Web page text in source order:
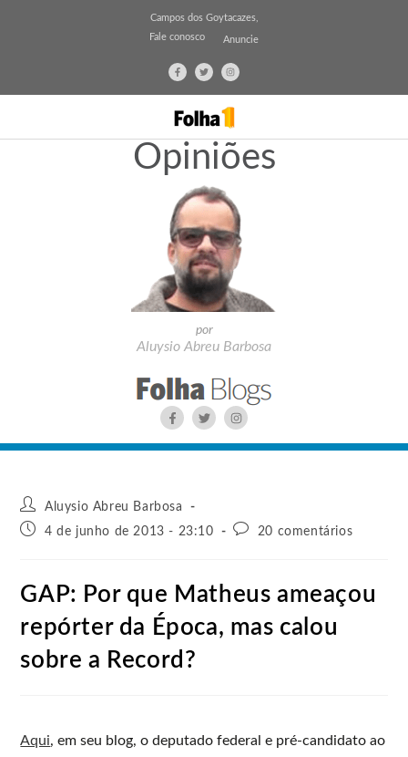
Campos dos Goytacazes,
Fale conosco
Anuncie
Opiniões
por
Aluysio Abreu Barbosa
Aluysio Abreu Barbosa
4 de junho de 2013 - 23:10
20 comentários
GAP: Por que Matheus ameaçou
repórter da Época, mas calou
sobre a Record?
Aqui, em seu blog, o deputado federal e pré-candidato ao